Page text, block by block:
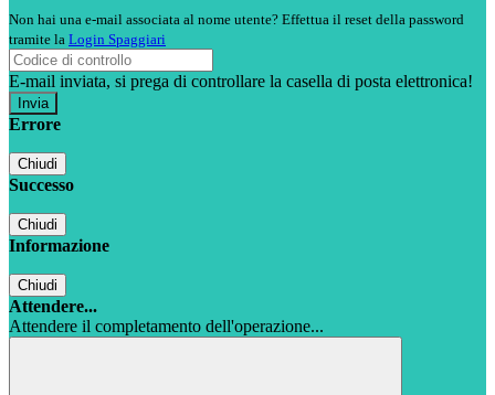
Non hai una e-mail associata al nome utente? Effettua il reset della password
tramite la Login Spaggiari
E-mail inviata, si prega di controllare la casella di posta elettronica!
Errore
Chiudi
Successo
Chiudi
Informazione
Chiudi
Attendere...
Attendere il completamento dell'operazione...